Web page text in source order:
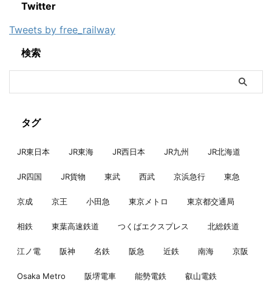
Twitter
Tweets by free_railway
検索
タグ
JR東日本 JR東海 JR西日本 JR九州 JR北海道
JR四国 JR貨物 東武 西武 京浜急行 東急
京成 京王 小田急 東京メトロ 東京都交通局
相鉄 東葉高速鉄道 つくばエクスプレス 北総鉄道
江ノ電 阪神 名鉄 阪急 近鉄 南海 京阪
Osaka Metro 阪堺電車 能勢電鉄 叡山電鉄